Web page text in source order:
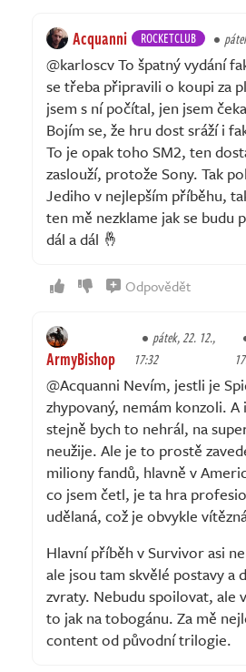
Acquanni ROCKETCLUB
@karloscv To špatný vydání
se třeba připravili o koupi za
jsem s ní počítal, jen jsem
Bojím se, že hru dost sráží i
To je opak toho SM2, ten
zaslouží, protože Sony. Tak
Jediho v nejlepším příběhu,
ten mě nezklame jak se budu
dál a dál 🤞
Odpovědět
ArmyBishop
pátek, 22. 12.,
17:32
@Acquanni Nevím, jestli je
zhypovaný, nemám konzoli. A
stejně bych to nehrál, na
neužije. Ale je to prostě
miliony fandů, hlavně v
co jsem četl, je ta hra
udělaná, což je obvykle
Hlavní příběh v Survivor asi
ale jsou tam skvělé postavy a
zvraty. Nebudu spoilovat, ale
to jak na tobogánu. Za mě
content od původní trilogie.